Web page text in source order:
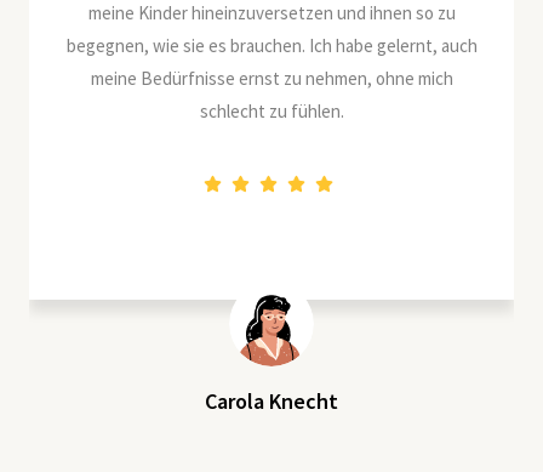
und ihnen so zu
Ich habe gelernt, auch
zu nehmen, ohne mich
Royal Ranger Seminar:
hinterfragen und mit